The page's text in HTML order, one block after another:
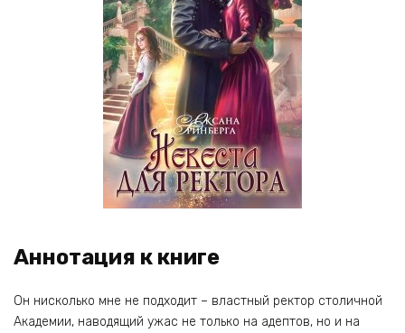
Аннотация к книге
Он нисколько мне не подходит – властный ректор столичной
Академии, наводящий ужас не только на адептов, но и на